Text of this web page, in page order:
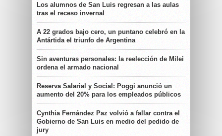
Los alumnos de San Luis regresan a las aulas
tras el receso invernal
A 22 grados bajo cero, un puntano celebró en la
Antártida el triunfo de Argentina
Sin aventuras personales: la reelección de Milei
ordena el armado nacional
Reserva Salarial y Social: Poggi anunció un
aumento del 20% para los empleados públicos
Cynthia Fernández Paz volvió a fallar contra el
Gobierno de San Luis en medio del pedido de
jury